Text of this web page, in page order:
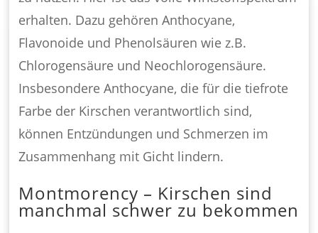
erhalten. Dazu gehören Anthocyane,
Flavonoide und Phenolsäuren wie z.B.
Chlorogensäure und Neochlorogensäure.
Insbesondere Anthocyane, die für die tiefrote
Farbe der Kirschen verantwortlich sind,
können Entzündungen und Schmerzen im
Zusammenhang mit Gicht lindern.
Montmorency – Kirschen sind
manchmal schwer zu bekommen